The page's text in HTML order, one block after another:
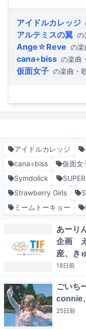
アイドルカレッジ
アルテミスの翼 の
Ange☆Reve の
cana÷biss の楽曲
仮面女子 の楽曲・
アイドルカレッジ
cana÷biss
仮面女
Symdolick
Strawberry Girls
ミームトーキョー
あーり
企画 え
産、き
18日前
ごいち
connie
25日前